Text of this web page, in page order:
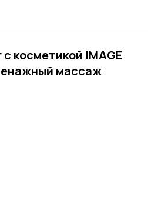
косметикой IMAGE
массаж